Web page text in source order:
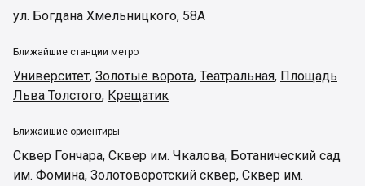
ул. Богдана Хмельницкого, 58А
Ближайшие станции метро
Университет, Золотые ворота, Театральная, Площадь
Льва Толстого, Крещатик
Ближайшие ориентиры
Сквер Гончара, Сквер им. Чкалова, Ботанический сад
им. Фомина, Золотоворотский сквер, Сквер им.